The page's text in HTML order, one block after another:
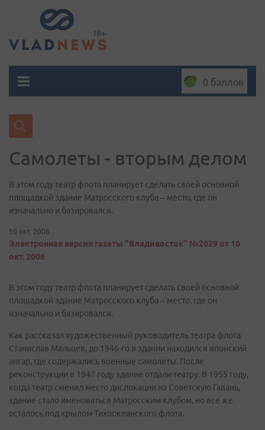
0 баллов
Самолеты - вторым делом
В этом году театр флота планирует сделать своей основной
площадкой здание Матросского клуба – место, где он
изначально и базировался.
10 окт. 2006
Электронная версия газеты "Владивосток" №2029 от 10
окт. 2006
В этом году театр флота планирует сделать своей основной
площадкой здание Матросского клуба – место, где он
изначально и базировался.
Как рассказал художественный руководитель театра флота
Станислав Мальцев, до 1946-го в здании находился японский
ангар, где содержались военные самолеты. После
реконструкции в 1947 году здание отдали театру. В 1955 году,
когда театр сменил место дислокации на Советскую Гавань,
здание стало именоваться Матросским клубом, но все же
осталось под крылом Тихоокеанского флота.